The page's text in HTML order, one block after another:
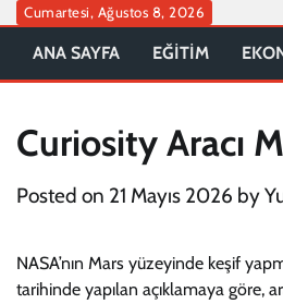
Skip
content
Cumartesi, Ağustos 8, 2026
ANA SAYFA EĞİTİM
Curiosity Aracı
Posted on 21 Mayıs 2026 by
NASA’nın Mars yüzeyinde keşif
tarihinde yapılan açıklamaya göre,